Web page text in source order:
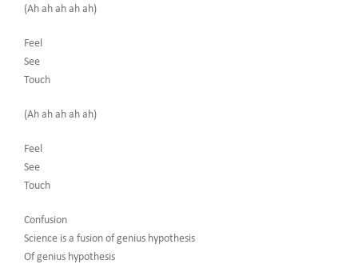
(Ah ah ah ah ah)
Feel
See
Touch
(Ah ah ah ah ah)
Feel
See
Touch
Confusion
Science is a fusion of genius hypothesis
Of genius hypothesis